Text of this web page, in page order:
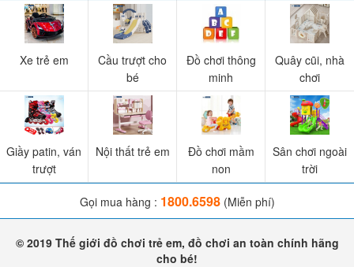
Xe trẻ em
Cầu trượt cho
bé
Đồ chơi thông
minh
Quây cũi, nhà
chơi
Giầy patin, ván
trượt
Nội thất trẻ em
Đồ chơi mầm
non
Sân chơi ngoài
trời
Gọi mua hàng : 1800.6598(Miễn phí)
© 2019 Thế giới đồ chơi trẻ em, đồ chơi an toàn chính hãng
cho bé!